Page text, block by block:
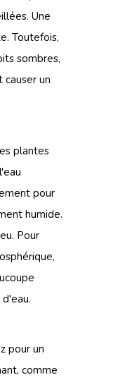
Une
Toutefois,
sombres,
un
plantes
pour
humide.
Pour
pour un
comme